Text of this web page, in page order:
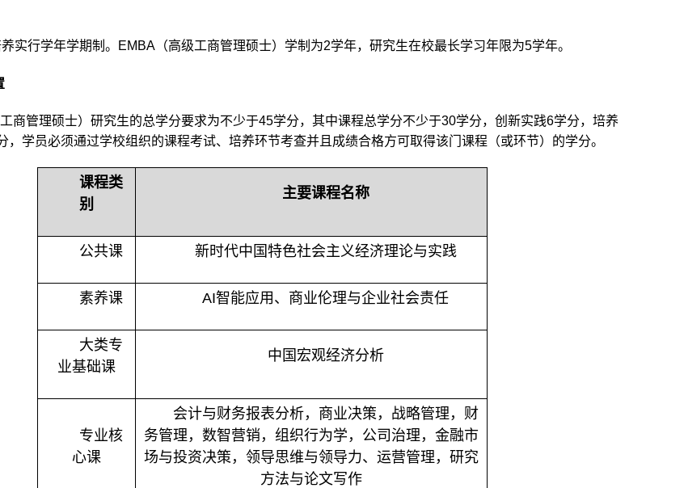
实行学年学期制。 EMBA （高级工商管理硕士）学制为2学年，研究生在校最长学习年限为5学年。
工商管理硕士）研究生的总学分要求为不少于45学分，其中课程总学分不少于30学分，创新实践6学分，培养
，学员必须通过学校组织的课程考试、培养环节考查并且成绩合格方可取得该门课程（或环节）的学分。
课程类
别
主要课程名称
公共课 新时代中国特色社会主义经济理论与实践
素养课 AI智能应用、商业伦理与企业社会责任
大类专
业基础课
中国宏观经济分析
专业核
心课
会计与财务报表分析，商业决策，战略管理，财
务管理，数智营销，组织行为学，公司治理，金融市
场与投资决策，领导思维与领导力、运营管理，研究
方法与论文写作